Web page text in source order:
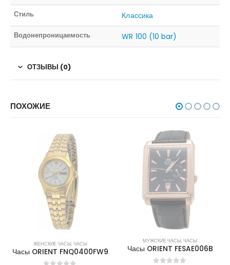
Стиль Классика
Водонепроницаемость WR 100 (10 bar)
ОТЗЫВЫ (0)
ПОХОЖИЕ
НЕТ В НАЛИЧИИ
ЖЕНСКИЕ ЧАСЫ,ЧАСЫ
Часы ORIENT FNQ0400FW9
НЕТ В НАЛИЧИИ
МУЖСКИЕ ЧАСЫ,ЧАСЫ
Часы ORIENT FESAE006B